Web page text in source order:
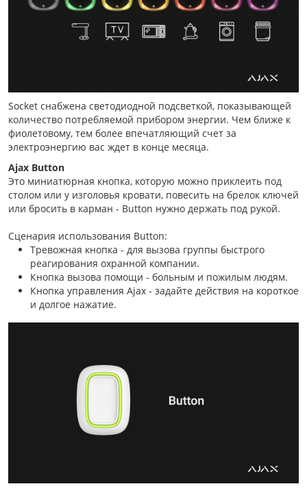
Socket снабжена светодиодной подсветкой, показывающей
количество потребляемой прибором энергии. Чем ближе к
фиолетовому, тем более впечатляющий счет за
электроэнергию вас ждет в конце месяца.
Ajax Button
Это миниатюрная кнопка, которую можно приклеить под
столом или у изголовья кровати, повесить на брелок ключей
или бросить в карман - Button нужно держать под рукой.
Сценария использования Button:
Тревожная кнопка - для вызова группы быстрого
реагирования охранной компании.
Кнопка вызова помощи - больным и пожилым людям.
Кнопка управления Ajax - задайте действия на короткое
и долгое нажатие.